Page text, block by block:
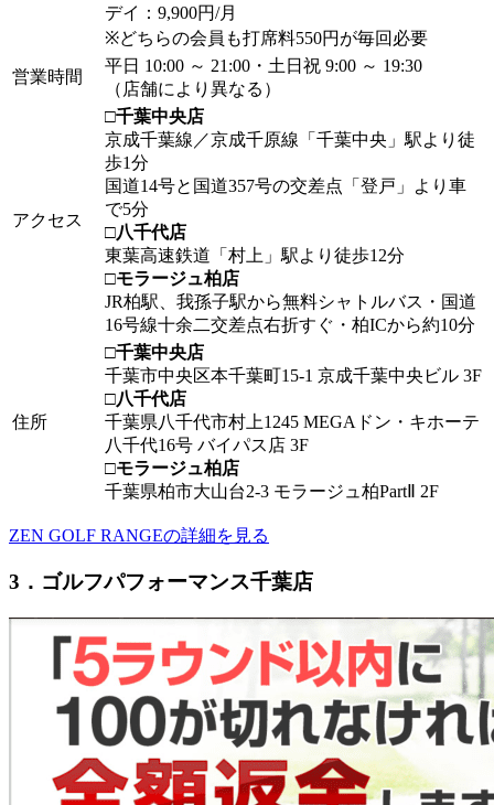
デイ：9,900円/月
※どちらの会員も打席料550円が毎回必要
営業時間
平日 10:00 ～ 21:00・土日祝 9:00 ～ 19:30
（店舗により異なる）
アクセス
□千葉中央店
京成千葉線／京成千原線「千葉中央」駅より徒
歩1分
国道14号と国道357号の交差点「登戸」より車
で5分
□八千代店
東葉高速鉄道「村上」駅より徒歩12分
□モラージュ柏店
JR柏駅、我孫子駅から無料シャトルバス・国道
16号線十余二交差点右折すぐ・柏ICから約10分
住所
□千葉中央店
千葉市中央区本千葉町15-1 京成千葉中央ビル 3F
□八千代店
千葉県八千代市村上1245 MEGAドン・キホーテ
八千代16号 バイパス店 3F
□モラージュ柏店
千葉県柏市大山台2-3 モラージュ柏PartⅡ 2F
ZEN GOLF RANGEの詳細を見る
3．ゴルフパフォーマンス千葉店